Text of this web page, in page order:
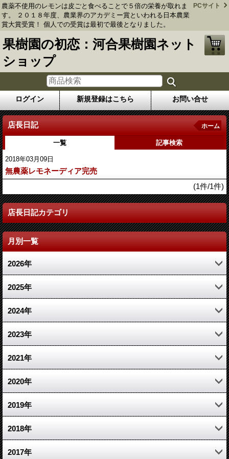
農薬不使用のレモンは皮ごと食べることで５倍の栄養が取れま
す。 ２０１８年度、農業界のアカデミー賞といわれる日本農業
賞大賞受賞！ 個人での受賞は最初で最後となりました。
PCサイト
果樹園の初恋：河合果樹園ネット
ショップ
ログイン 新規登録はこちら お問い合せ
店長日記 ホーム
一覧 記事検索
2018年03月09日
無農薬レモネーディア完売
(1件/1件)
店長日記カテゴリ
月別一覧
2026年
4月 (1)
2月 (1)
1月 (1)
2025年
11月 (1)
3月 (1)
1月 (1)
2024年
10月 (1)
7月 (1)
3月 (2)
1月 (1)
2023年
12月 (2)
2021年
10月 (1)
6月 (1)
2月 (2)
2020年
10月 (1)
3月 (1)
2月 (1)
2019年
12月 (1)
4月 (1)
2018年
5月 (1)
2017年